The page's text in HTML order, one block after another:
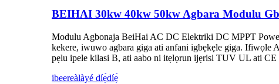
BEIHAI 30kw 40kw 50kw Agbara Modulu
Modulu Agbonaja BeiHai AC DC Elektriki DC MPPT
kekere, iwuwo agbara giga ati anfani igbẹkẹle giga.
pẹlu ipele kilasi B, ati aabo ni itẹlọrun ijẹrisi TUV UL ati CE
ibeereàlàyé díẹ̀díẹ̀